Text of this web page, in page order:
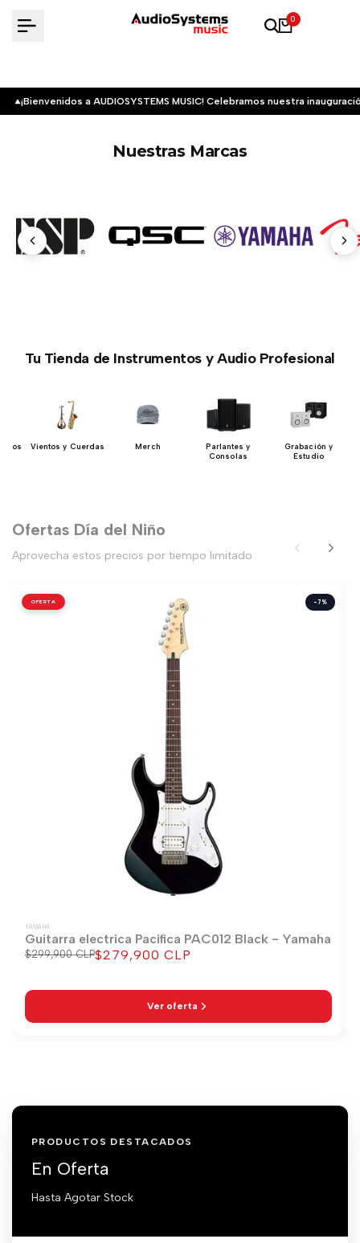
0
¡Bienvenidos a AUDIOSYSTEMS MUSIC! Celebramos nuestra
Nuestras Marcas
Tu Tienda de Instrumentos y Audio Profesional
Vientos y Cuerdas Merch
Parlantes y
Consolas
Grabación y
Estudio
Ofertas Día del Niño
Aprovecha estos precios por tiempo limitado
OFERTA -7%
YAMAHA
Guitarra electrica Pacifica PAC012 Black - Yamaha
Precio
$299,900 CLPPrecio
$279,900 CLP
Ver oferta
PRODUCTOS DESTACADOS
En Oferta
Hasta Agotar Stock